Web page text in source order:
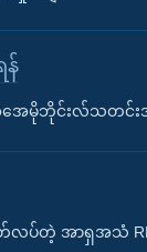
န်
ေမိုဘိုင်းလ်သတင်း
ပ်တဲ့ အာရှအသံ